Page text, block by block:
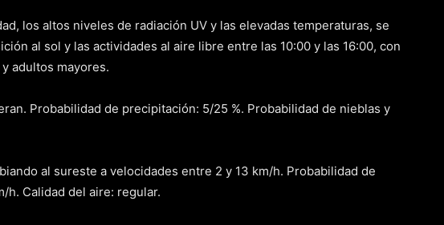
los altos niveles de radiación UV y las elevadas temperaturas, se
al sol y las actividades al aire libre entre las 10:00 y las 16:00, con
adultos mayores.
Probabilidad de precipitación: 5/25 %. Probabilidad de nieblas y
al sureste a velocidades entre 2 y 13 km/h. Probabilidad de
h. Calidad del aire: regular.